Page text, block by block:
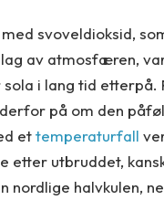
med svoveldioksid,
av atmosfæren,
i lang tid etterpå.
på om den
ettemperaturfall
etter utbruddet,
nordlige halvkulen,